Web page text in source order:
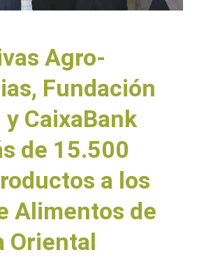
Agro-
Fundación
y CaixaBank
de 15.500
a los
Alimentos de
Oriental